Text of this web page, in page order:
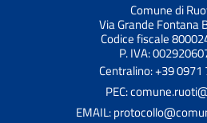
Comune di
Via Grande Fontana
Codice fiscale
P. IVA:
Centralino: +39 0971
PEC:
EMAIL: